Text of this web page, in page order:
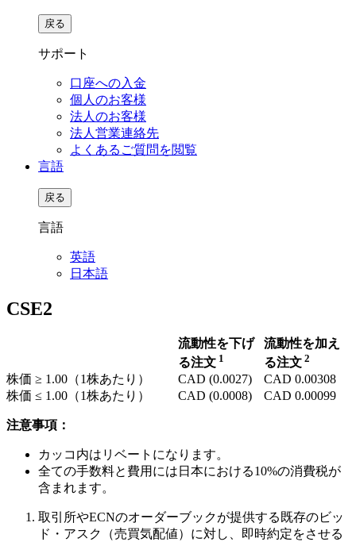
戻る
サポート
口座への入金
個人のお客様
法人のお客様
法人営業連絡先
よくあるご質問を閲覧
言語
戻る
言語
英語
日本語
CSE2
流動性を下げ
る注文 1
流動性を加え
る注文 2
株価 ≥ 1.00 （1株あたり） CAD (0.0027) CAD 0.00308
株価 ≤ 1.00 （1株あたり） CAD (0.0008) CAD 0.00099
注意事項：
カッコ内はリベートになります。
全ての手数料と費用には日本における10%の消費税が
含まれます。
取引所やECNのオーダーブックが提供する既存のビッ
ド・アスク（売買気配値）に対し、即時約定をさせる